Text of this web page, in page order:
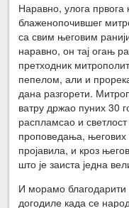
Наравно, улога првога
блаженопочившег
са свим његовим
наравно, он тај огањ
претходник
пепелом, али и
дана разгорети.
ватру држао пуних 30
распламсао и
проповедања,
пројавила, и кроз
што је заиста једна
И морамо благодарити
догодиле када се